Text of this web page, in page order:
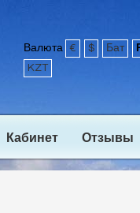
Валюта € $ Бат
KZT
Кабинет Отзывы